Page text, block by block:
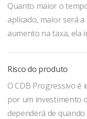
Quanto maior o
aplicado, maior será
aumento na taxa, ela
Risco do produto
O CDB Progressivo é
por um investimento
dependerá de